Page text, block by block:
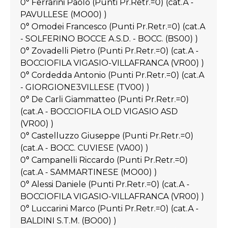
0° Ferrarini Paolo (Punti Pr.Retr.=0) (cat.A -
PAVULLESE (MO00) )
0° Omodei Francesco (Punti Pr.Retr.=0) (cat.A
- SOLFERINO BOCCE A.S.D. - BOCC. (BS00) )
0° Zovadelli Pietro (Punti Pr.Retr.=0) (cat.A -
BOCCIOFILA VIGASIO-VILLAFRANCA (VR00) )
0° Cordedda Antonio (Punti Pr.Retr.=0) (cat.A
- GIORGIONE3VILLESE (TV00) )
0° De Carli Giammatteo (Punti Pr.Retr.=0)
(cat.A - BOCCIOFILA OLD VIGASIO ASD
(VR00) )
0° Castelluzzo Giuseppe (Punti Pr.Retr.=0)
(cat.A - BOCC. CUVIESE (VA00) )
0° Campanelli Riccardo (Punti Pr.Retr.=0)
(cat.A - SAMMARTINESE (MO00) )
0° Alessi Daniele (Punti Pr.Retr.=0) (cat.A -
BOCCIOFILA VIGASIO-VILLAFRANCA (VR00) )
0° Luccarini Marco (Punti Pr.Retr.=0) (cat.A -
BALDINI S.T.M. (BO00) )